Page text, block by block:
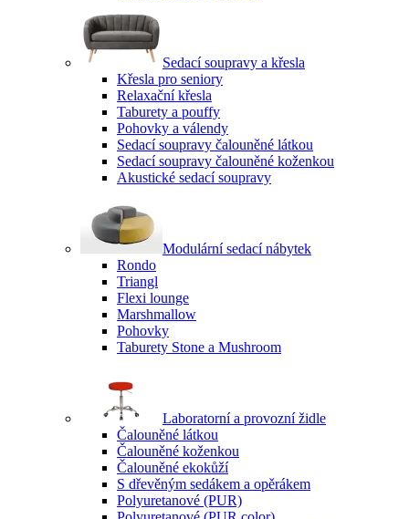
Sedací soupravy a křesla
Křesla pro seniory
Relaxační křesla
Taburety a pouffy
Pohovky a válendy
Sedací soupravy čalouněné látkou
Sedací soupravy čalouněné koženkou
Akustické sedací soupravy
Modulární sedací nábytek
Rondo
Triangl
Flexi lounge
Marshmallow
Pohovky
Taburety Stone a Mushroom
Laboratorní a provozní židle
Čalouněné látkou
Čalouněné koženkou
Čalouněné ekokůží
S dřevěným sedákem a opěrákem
Polyuretanové (PUR)